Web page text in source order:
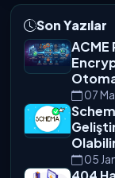
Son Yazılar
ACME
07
05